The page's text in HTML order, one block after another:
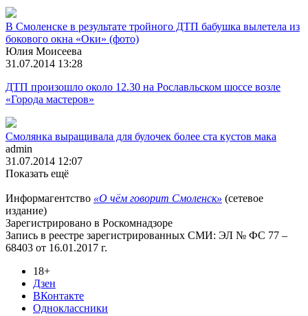
В Смоленске в результате тройного ДТП бабушка вылетела из
бокового окна «Оки» (фото)
Юлия Моисеева
31.07.2014 13:28
ДТП произошло около 12.30 на Рославльском шоссе возле
«Города мастеров»
Смолянка выращивала для булочек более ста кустов мака
admin
31.07.2014 12:07
Показать ещё
Информагентство «О чём говорит Смоленск» (сетевое
издание)
Зарегистрировано в Роскомнадзоре
Запись в реестре зарегистрированных СМИ: ЭЛ № ФС 77 –
68403 от 16.01.2017 г.
18+
Дзен
ВКонтакте
Одноклассники